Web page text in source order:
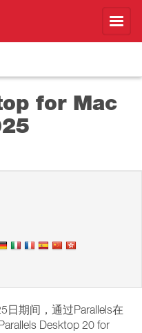
for Mac
日期间，通过Parallels在
Desktop 20 for